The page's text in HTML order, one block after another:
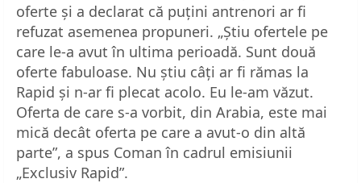
oferte și a declarat că puțini antrenori ar fi
refuzat asemenea propuneri. „Știu ofertele pe
care le-a avut în ultima perioadă. Sunt două
oferte fabuloase. Nu știu câți ar fi rămas la
Rapid și n-ar fi plecat acolo. Eu le-am văzut.
Oferta de care s-a vorbit, din Arabia, este mai
mică decât oferta pe care a avut-o din altă
parte”, a spus Coman în cadrul emisiunii
„Exclusiv Rapid”.